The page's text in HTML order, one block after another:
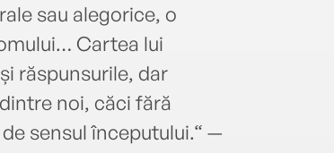
sau alegorice, o
Cartea lui
răspunsurile, dar
noi, căci fără
sensul începutului.“ —